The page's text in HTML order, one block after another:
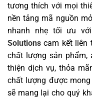
tương thích với mọi
nền tảng mã nguồn
nhanh nhẹ tối ưu
Solutions cam kết liên
chất lượng sản phẩm,
thiện dịch vụ, thỏa
chất lượng được
sẽ mang lại cho quý